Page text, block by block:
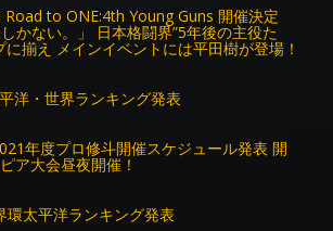
Road to ONE:4th Young Guns 開催決定
しかない。」 日本格闘界”5年後の主役た
に揃え メインイベントには平田樹が登場！
洋・世界ランキング発表
年度プロ修斗開催スケジュール発表 開
ア大会昼夜開催！
環太平洋ランキング発表